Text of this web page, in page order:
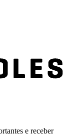
e receber